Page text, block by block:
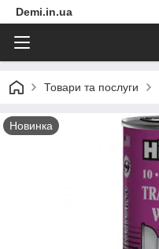
Demi.in.ua
Товари та послуги
Новинка